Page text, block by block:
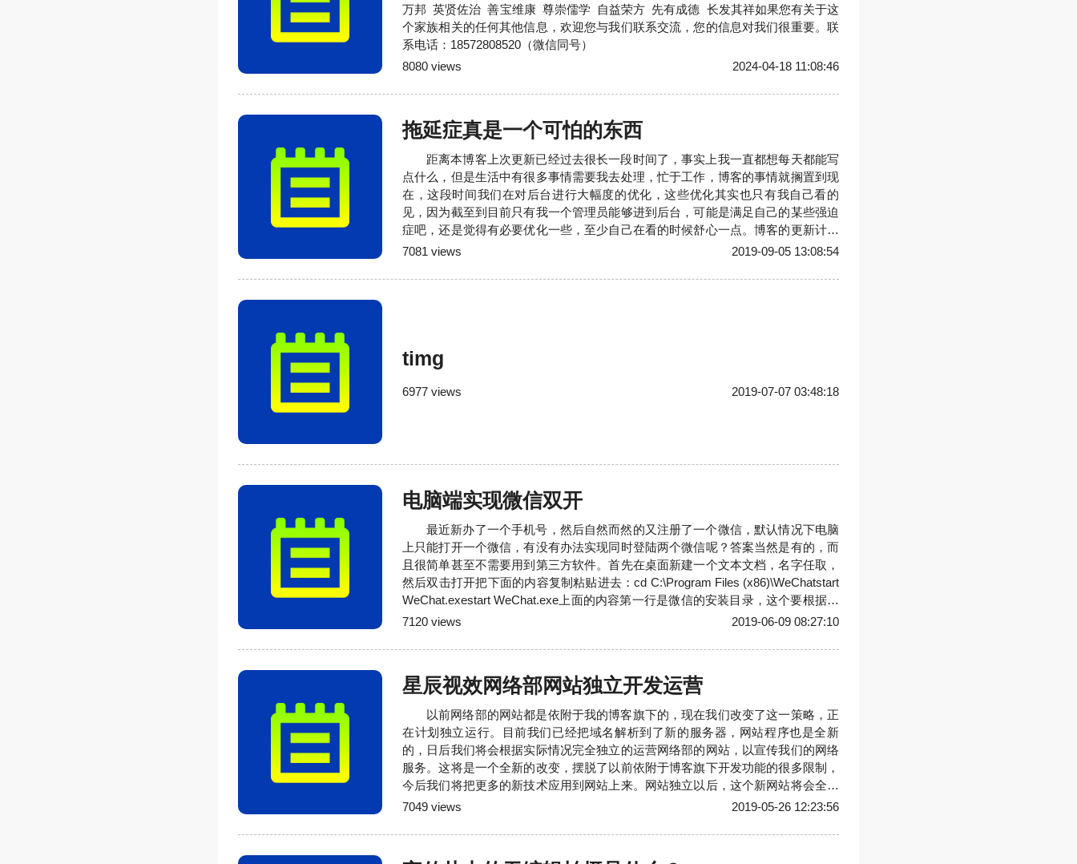
万邦 英贤佐治 善宝维康 尊崇儒学 自益荣方 先有成德 长发其祥如果您有关于这
个家族相关的任何其他信息，欢迎您与我们联系交流，您的信息对我们很重要。联
系电话：18572808520（微信同号）
8080 views
2024-04-18 11:08:46
拖延症真是一个可怕的东西
距离本博客上次更新已经过去很长一段时间了，事实上我一直都想每天都能写
点什么，但是生活中有很多事情需要我去处理，忙于工作，博客的事情就搁置到现
在，这段时间我们在对后台进行大幅度的优化，这些优化其实也只有我自己看的
见，因为截至到目前只有我一个管理员能够进到后台，可能是满足自己的某些强迫
症吧，还是觉得有必要优化一些，至少自己在看的时候舒心一点。博客的更新计划
重新提上日程，争取在后面尽快的更新内容，希望各位看官别放弃关注我们哈。
7081 views 2019-09-05 13:08:54
timg
6977 views 2019-07-07 03:48:18
电脑端实现微信双开
最近新办了一个手机号，然后自然而然的又注册了一个微信，默认情况下电脑
上只能打开一个微信，有没有办法实现同时登陆两个微信呢？答案当然是有的，而
且很简单甚至不需要用到第三方软件。首先在桌面新建一个文本文档，名字任取，
然后双击打开把下面的内容复制粘贴进去：cd C:\Program Files (x86)\WeChatstart
WeChat.exestart WeChat.exe上面的内容第一行是微信的安装目录，这个要根据实
际情况修改，第二行开始是需要多开的个数，双开就是两行，保存后，回到桌面把
7120 views 2019-06-09 08:27:10
星辰视效网络部网站独立开发运营
以前网络部的网站都是依附于我的博客旗下的，现在我们改变了这一策略，正
在计划独立运行。目前我们已经把域名解析到了新的服务器，网站程序也是全新
的，日后我们将会根据实际情况完全独立的运营网络部的网站，以宣传我们的网络
服务。这将是一个全新的改变，摆脱了以前依附于博客旗下开发功能的很多限制，
今后我们将把更多的新技术应用到网站上来。网站独立以后，这个新网站将会全心
全意的赋予网络部业务，不会再掺杂其它服务。请记住我们的网址：xcint.com
7049 views 2019-05-26 12:23:56